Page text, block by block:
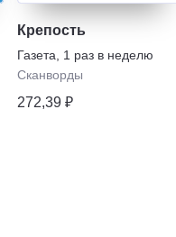
Крепость
Газета
1 раз в неделю
Сканворды
272,39 ₽